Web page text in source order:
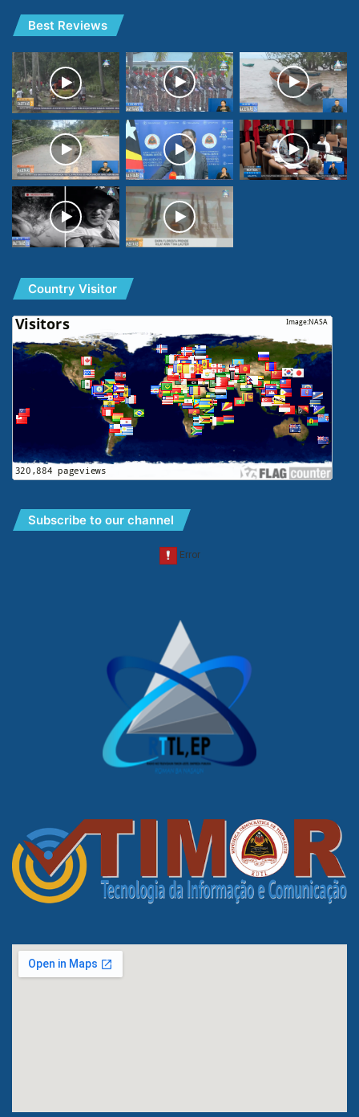
Best Reviews
Country Visitor
Subscribe to our channel